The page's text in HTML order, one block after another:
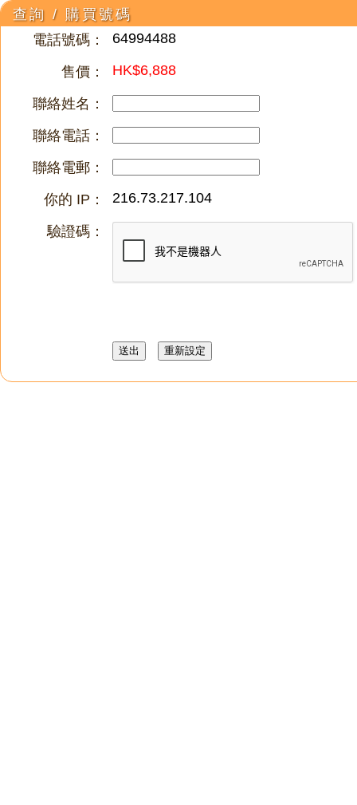
查詢 / 購買號碼
電話號碼：
64994488
售價： HK$6,888
聯絡姓名：
聯絡電話：
聯絡電郵：
你的 IP：
216.73.217.104
驗證碼：